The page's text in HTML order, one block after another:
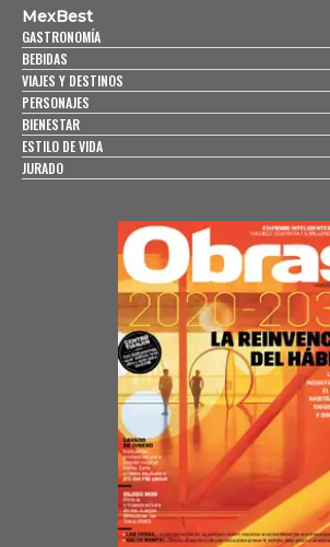
MexBest
GASTRONOMÍA
BEBIDAS
VIAJES Y DESTINOS
PERSONAJES
BIENESTAR
ESTILO DE VIDA
JURADO